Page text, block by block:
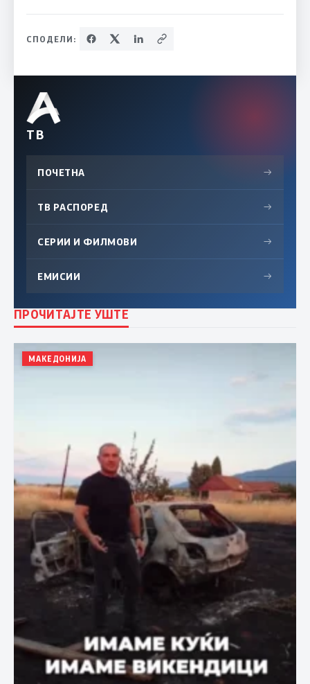
СПОДЕЛИ:
ТВ
ПОЧЕТНА →
ТВ РАСПОРЕД →
СЕРИИ И ФИЛМОВИ →
ЕМИСИИ →
ПРОЧИТАЈТЕ УШТЕ
МАКЕДОНИЈА